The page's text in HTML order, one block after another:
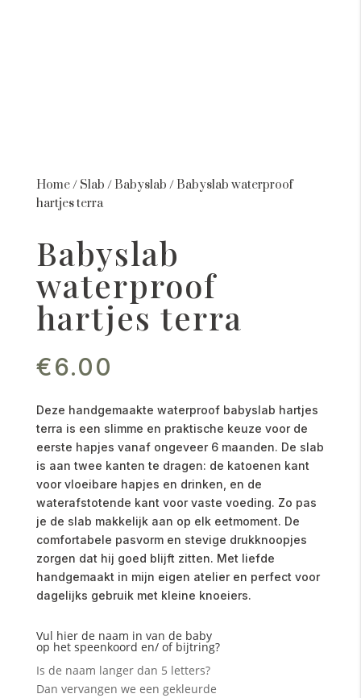
Home/ Slab / Babyslab / Babyslab waterproof
hartjes terra
Babyslab
waterproof
hartjes terra
€6.00
Deze handgemaakte waterproof babyslab hartjes
terra is een slimme en praktische keuze voor de
eerste hapjes vanaf ongeveer 6 maanden. De slab
is aan twee kanten te dragen: de katoenen kant
voor vloeibare hapjes en drinken, en de
waterafstotende kant voor vaste voeding. Zo pas
je de slab makkelijk aan op elk eetmoment. De
comfortabele pasvorm en stevige drukknoopjes
zorgen dat hij goed blijft zitten. Met liefde
handgemaakt in mijn eigen atelier en perfect voor
dagelijks gebruik met kleine knoeiers.
Vul hier de naam in van de baby
op het speenkoord en/ of bijtring?
Is de naam langer dan 5 letters?
Dan vervangen we een gekleurde